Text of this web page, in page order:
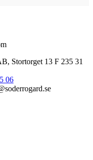
Stortorget 13 F 235 31
06